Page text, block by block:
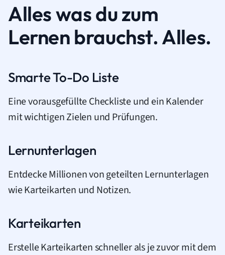
Alles was du zum
Lernen brauchst. Alles.
Smarte To-Do Liste
Eine vorausgefüllte Checkliste und ein Kalender
mit wichtigen Zielen und Prüfungen.
Lernunterlagen
Entdecke Millionen von geteilten Lernunterlagen
wie Karteikarten und Notizen.
Karteikarten
Erstelle Karteikarten schneller als je zuvor mit dem